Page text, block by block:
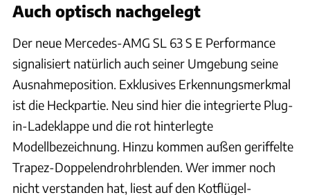
Auch optisch nachgelegt
Der neue Mercedes-AMG SL 63 S E Performance
signalisiert natürlich auch seiner Umgebung seine
Ausnahmeposition. Exklusives Erkennungsmerkmal
ist die Heckpartie. Neu sind hier die integrierte Plug-
in-Ladeklappe und die rot hinterlegte
Modellbezeichnung. Hinzu kommen außen geriffelte
Trapez-Doppelendrohrblenden. Wer immer noch
nicht verstanden hat, liest auf den Kotflügel-